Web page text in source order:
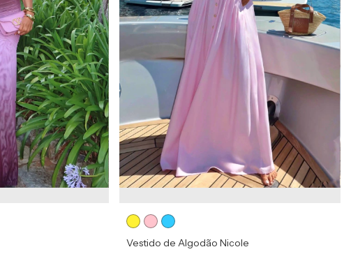
Vestido de Algodão Nicole